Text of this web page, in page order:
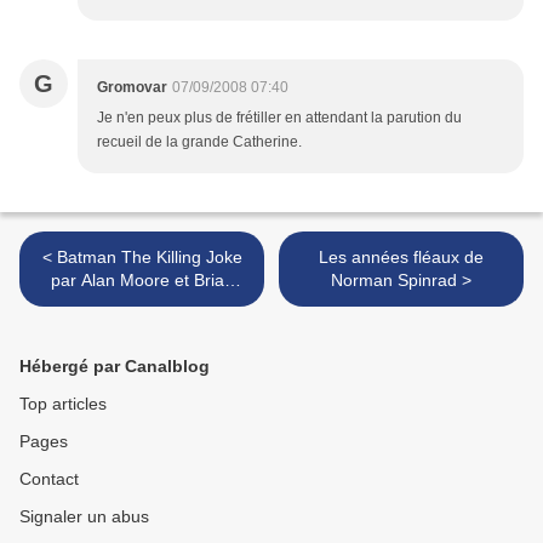
G Gromovar 07/09/2008 07:40
Je n'en peux plus de frétiller en attendant la parution du
recueil de la grande Catherine.
< Batman The Killing Joke
par Alan Moore et Brian
Bolland
Les années fléaux de
Norman Spinrad >
Hébergé par Canalblog
Top articles
Pages
Contact
Signaler un abus